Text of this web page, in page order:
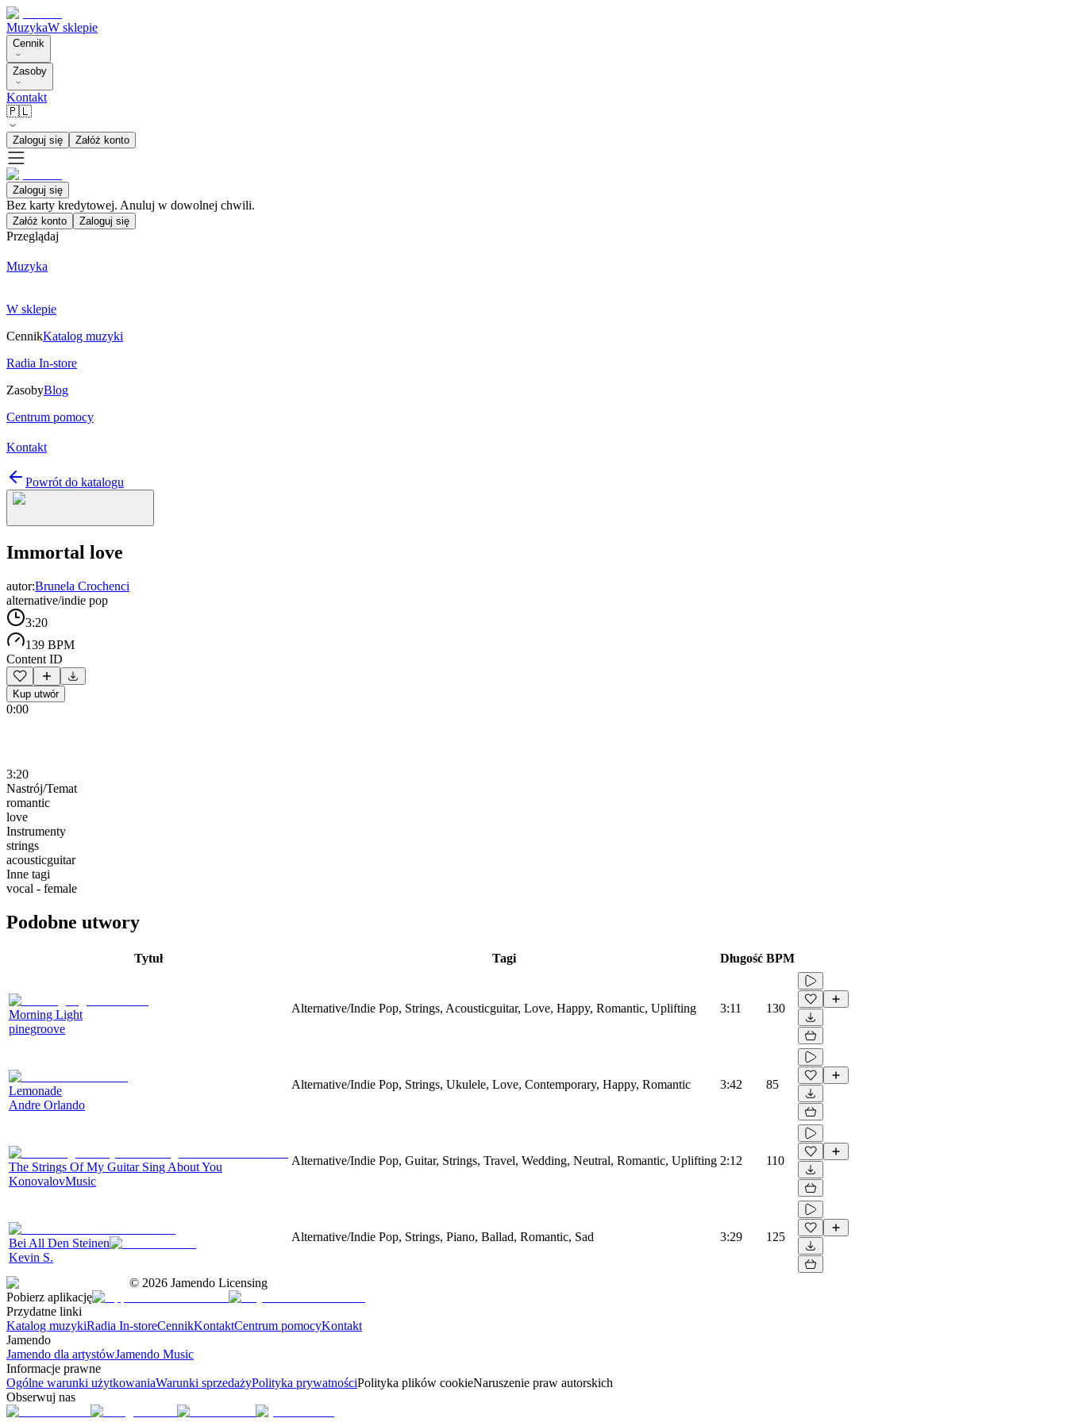
MuzykaW sklepie
Cennik
Zasoby
Kontakt
🇵🇱
Zaloguj się Załóż konto
Zaloguj się
Bez karty kredytowej. Anuluj w dowolnej chwili.
Załóż konto Zaloguj się
Przeglądaj
Muzyka
W sklepie
CennikKatalog muzyki
Radia In-store
ZasobyBlog
Centrum pomocy
Kontakt
Powrót do katalogu
Immortal love
autor:Brunela Crochenci
alternative/indie pop
3:20
139 BPM
Content ID
Kup utwór
0:00
3:20
Nastrój/Temat
romantic
love
Instrumenty
strings
acousticguitar
Inne tagi
vocal - female
Podobne utwory
Tytuł Tagi Długość BPM
Morning Light
pinegroove
Alternative/Indie Pop, Strings, Acousticguitar, Love, Happy, Romantic, Uplifting 3:11 130
Lemonade
Andre Orlando
Alternative/Indie Pop, Strings, Ukulele, Love, Contemporary, Happy, Romantic 3:42 85
The Strings Of My Guitar Sing About You
KonovalovMusic
Alternative/Indie Pop, Guitar, Strings, Travel, Wedding, Neutral, Romantic, Uplifting 2:12 110
Bei All Den Steinen
Kevin S.
Alternative/Indie Pop, Strings, Piano, Ballad, Romantic, Sad 3:29 125
© 2026 Jamendo Licensing
Pobierz aplikację
Przydatne linki
Katalog muzykiRadia In-storeCennikKontaktCentrum pomocyKontakt
Jamendo
Jamendo dla artystówJamendo Music
Informacje prawne
Ogólne warunki użytkowaniaWarunki sprzedażyPolityka prywatnościPolityka plików cookieNaruszenie praw autorskich
Obserwuj nas